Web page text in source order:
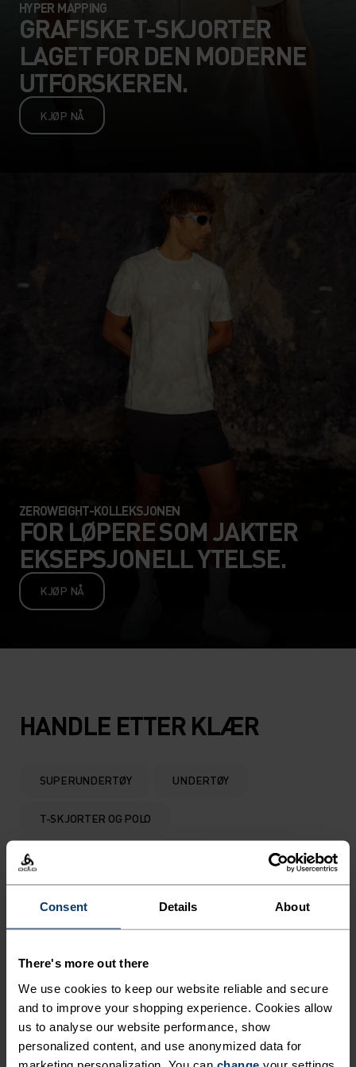
Consent Details About
There's more out there
We use cookies to keep our website reliable and secure
and to improve your shopping experience. Cookies allow
us to analyse our website performance, show
personalized content, and use anonymized data for
marketing personalization. You can change your settings
HYPER MAPPING
GRAFISKE T-SKJORTER
LAGET FOR DEN MODERNE
UTFORSKEREN.
KJØP NÅ
ZEROWEIGHT-KOLLEKSJONEN
FOR LØPERE SOM JAKTER
EKSEPSJONELL YTELSE.
KJØP NÅ
HANDLE ETTER KLÆR
SUPERUNDERTØY UNDERTØY
T-SKJORTER OG POLO
BUKSER OG TIGHTS
HVOR SKAL TUREN GÅ